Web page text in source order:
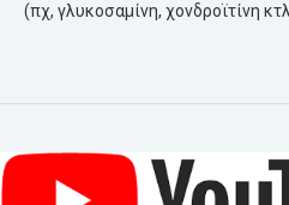
(πχ, γλυκοσαμίνη, χονδροϊτίνη